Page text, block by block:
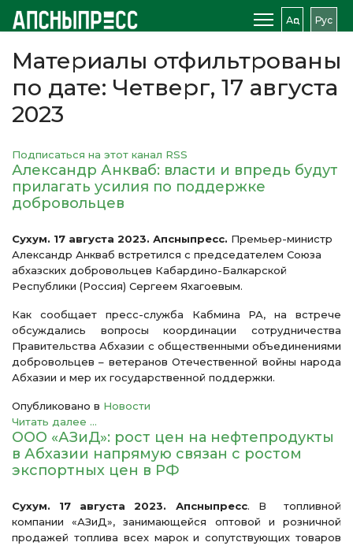
Аԥс Рус
Материалы отфильтрованы
по дате: Четверг, 17 августа
2023
Подписаться на этот канал RSS
Александр Анкваб: власти и впредь будут
прилагать усилия по поддержке
добровольцев
Сухум. 17 августа 2023. Апсныпресс. Премьер-министр
Александр Анкваб встретился с председателем Союза
абхазских добровольцев Кабардино-Балкарской
Республики (Россия) Сергеем Яхагоевым.
Как сообщает пресс-служба Кабмина РА, на встрече
обсуждались вопросы координации сотрудничества
Правительства Абхазии с общественными объединениями
добровольцев – ветеранов Отечественной войны народа
Абхазии и мер их государственной поддержки.
Опубликовано в Новости
Читать далее ...
ООО «АЗиД»: рост цен на нефтепродукты
в Абхазии напрямую связан с ростом
экспортных цен в РФ
Сухум. 17 августа 2023. Апсныпресс. В топливной
компании «АЗиД», занимающейся оптовой и розничной
продажей топлива всех марок и сопутствующих товаров